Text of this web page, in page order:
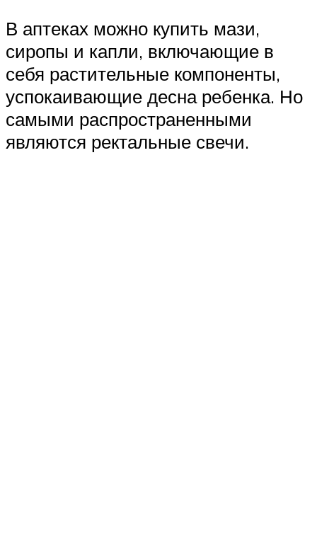
В аптеках можно купить мази,
сиропы и капли, включающие в
себя растительные компоненты,
успокаивающие десна ребенка. Но
самыми распространенными
являются ректальные свечи.